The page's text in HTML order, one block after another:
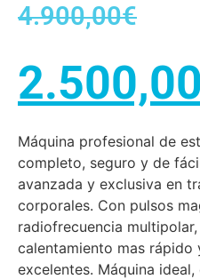
4.900,00€
2.500,00
Máquina profesional de
completo, seguro y de
avanzada y exclusiva en
corporales. Con pulsos
radiofrecuencia
calentamiento mas
excelentes. Máquina